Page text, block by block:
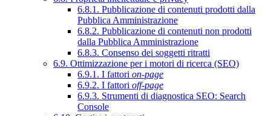
6.8.1. Pubblicazione di contenuti prodotti dalla
Pubblica Amministrazione
6.8.2. Pubblicazione di contenuti non prodotti
dalla Pubblica Amministrazione
6.8.3. Consenso dei soggetti ritratti
6.9. Ottimizzazione per i motori di ricerca (SEO)
6.9.1. I fattori on-page
6.9.2. I fattori off-page
6.9.3. Strumenti di diagnostica SEO: Search
Console